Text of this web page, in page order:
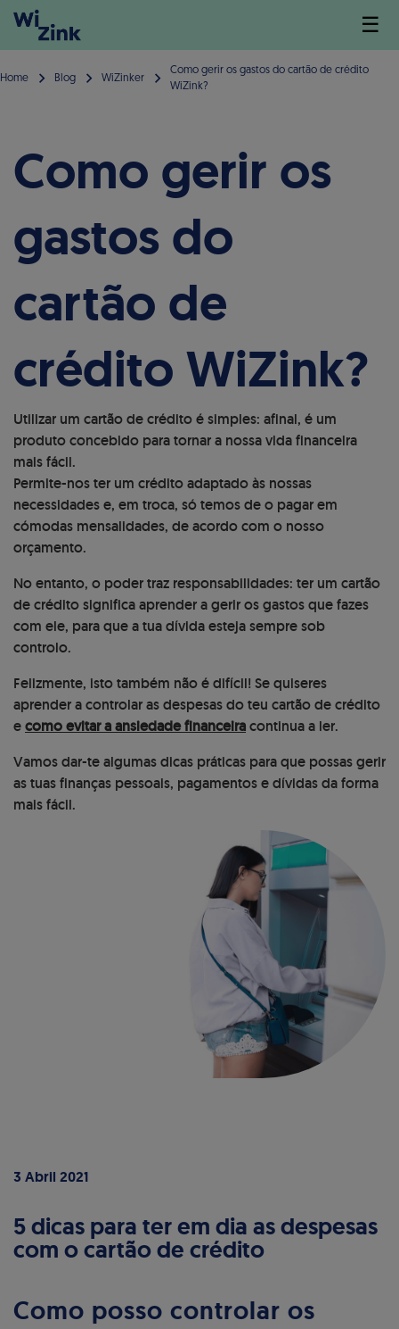
☰
Home Blog WiZinker
Como gerir os gastos do cartão de crédito
WiZink?
Como gerir os
gastos do
cartão de
crédito WiZink?
Utilizar um cartão de crédito é simples: afinal, é um
produto concebido para tornar a nossa vida financeira
mais fácil.
Permite-nos ter um crédito adaptado às nossas
necessidades e, em troca, só temos de o pagar em
cómodas mensalidades, de acordo com o nosso
orçamento.
No entanto, o poder traz responsabilidades: ter um cartão
de crédito significa aprender a gerir os gastos que fazes
com ele, para que a tua dívida esteja sempre sob
controlo.
Felizmente, isto também não é difícil! Se quiseres
aprender a controlar as despesas do teu cartão de crédito
ecomo evitar a ansiedade financeiracontinua a ler.
Vamos dar-te algumas dicas práticas para que possas gerir
as tuas finanças pessoais, pagamentos e dívidas da forma
mais fácil.
3 Abril 2021
5 dicas para ter em dia as despesas
com o cartão de crédito
Como posso controlar os